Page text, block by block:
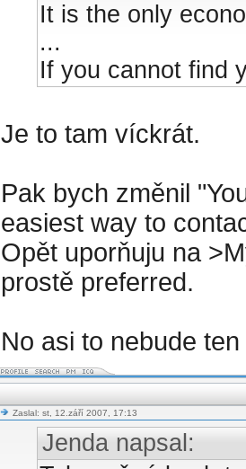
It is the only
...
If you cannot find
Je to tam víckrát.
Pak bych změnil
easiest way to
Opět uporňuju na
prostě preferred.
No asi to nebude
Zaslal: st, 12.září 2007, 17:13
Jenda napsal: